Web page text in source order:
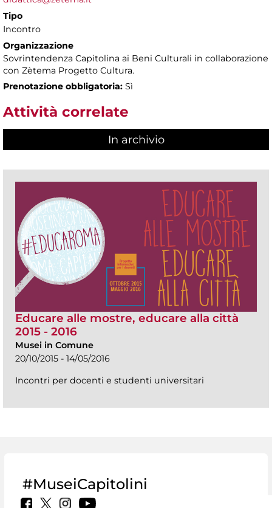
Tipo
Incontro
Organizzazione
Sovrintendenza Capitolina ai Beni Culturali in collaborazione
con Zètema Progetto Cultura.
Prenotazione obbligatoria: Sì
Attività correlate
In archivio
Educare alle mostre, educare alla città
2015 - 2016
Musei in Comune
20/10/2015 - 14/05/2016
Incontri per docenti e studenti universitari
#MuseiCapitolini